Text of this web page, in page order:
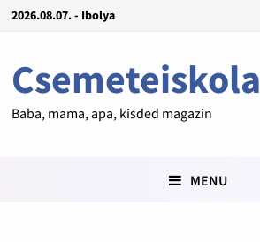
2026.08.07. - Ibolya
Csemeteiskola
Baba, mama, apa, kisded magazin
MENU